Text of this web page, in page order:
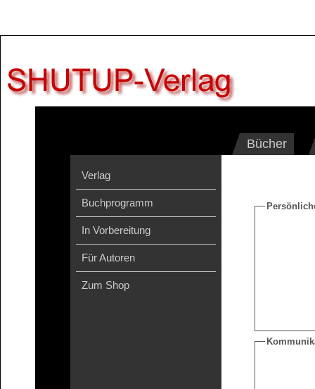
Bücher
Verlag
Buchprogramm
In Vorbereitung
Für Autoren
Zum Shop